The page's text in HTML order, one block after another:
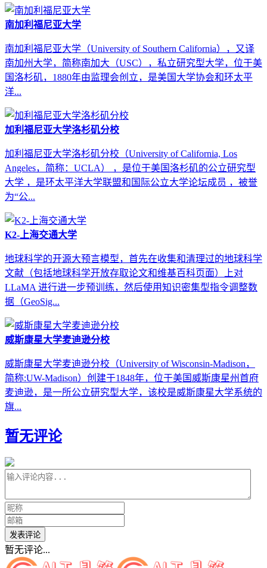
南加利福尼亚大学
南加利福尼亚大学（University of Southern California），又译
南加州大学，简称南加大（USC），私立研究型大学，位于美
国洛杉矶，1880年由监理会创立，是美国大学协会和环太平
洋...
加利福尼亚大学洛杉矶分校
加利福尼亚大学洛杉矶分校（University of California, Los
Angeles，简称：UCLA） ，是位于美国洛杉矶的公立研究型
大学 ，是环太平洋大学联盟和国际公立大学论坛成员 ，被誉
为“公...
K2-上海交通大学
地球科学的开源大预言模型，首先在收集和清理过的地球科学
文献（包括地球科学开放存取论文和维基百科页面）上对
LLaMA 进行进一步预训练，然后使用知识密集型指令调整数
据（GeoSig...
威斯康星大学麦迪逊分校
威斯康星大学麦迪逊分校（University of Wisconsin-Madison，
简称:UW-Madison）创建于1848年，位于美国威斯康星州首府
麦迪逊，是一所公立研究型大学，该校是威斯康星大学系统的
旗...
暂无评论
发表评论
暂无评论...